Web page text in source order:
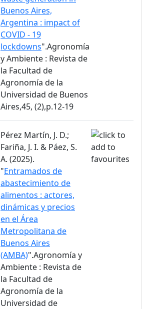
Buenos Aires,
Argentina : impact of
COVID - 19
lockdowns".Agronomía
y Ambiente : Revista de
la Facultad de
Agronomía de la
Universidad de Buenos
Aires,45, (2),p.12-19
Pérez Martín, J. D.;
Fariña, J. I. & Páez, S.
A. (2025).
"Entramados de
abastecimiento de
alimentos : actores,
dinámicas y precios
en el Área
Metropolitana de
Buenos Aires
(AMBA)".Agronomía y
Ambiente : Revista de
la Facultad de
Agronomía de la
Universidad de